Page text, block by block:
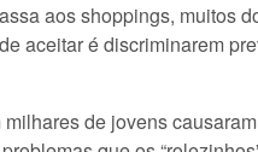
aos shoppings, muitos
aceitar é discriminarem
de jovens